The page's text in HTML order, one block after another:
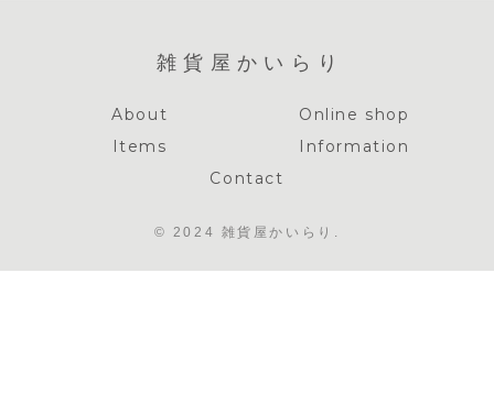
雑貨屋かいらり
About
Online shop
Items
Information
Contact
© 2024 雑貨屋かいらり.